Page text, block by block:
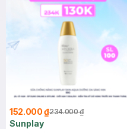
152.000 ₫234.000 ₫
Sunplay